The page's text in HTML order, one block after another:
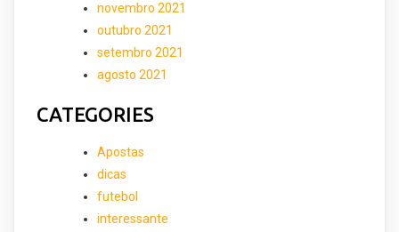
novembro 2021
outubro 2021
setembro 2021
agosto 2021
CATEGORIES
Apostas
dicas
futebol
interessante